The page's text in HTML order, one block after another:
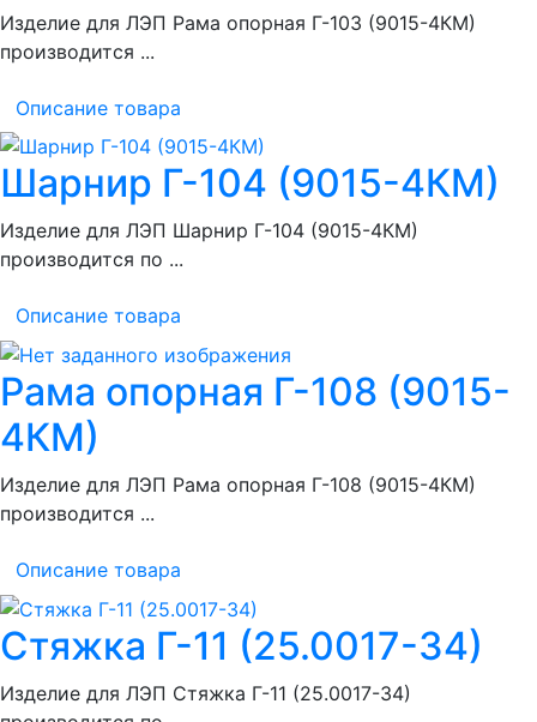
Изделие для ЛЭП Рама опорная Г-103 (9015-4КМ)
производится ...
Описание товара
Шарнир Г-104 (9015-4КМ)
Изделие для ЛЭП Шарнир Г-104 (9015-4КМ)
производится по ...
Описание товара
Рама опорная Г-108 (9015-
4КМ)
Изделие для ЛЭП Рама опорная Г-108 (9015-4КМ)
производится ...
Описание товара
Стяжка Г-11 (25.0017-34)
Изделие для ЛЭП Стяжка Г-11 (25.0017-34)